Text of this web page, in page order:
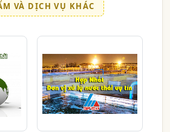
VÀ DỊCH VỤ KHÁC